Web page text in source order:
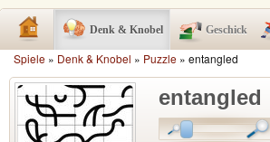
Denk & Knobel Geschick
Spiele » Denk & Knobel » Puzzle » entangled
entangled